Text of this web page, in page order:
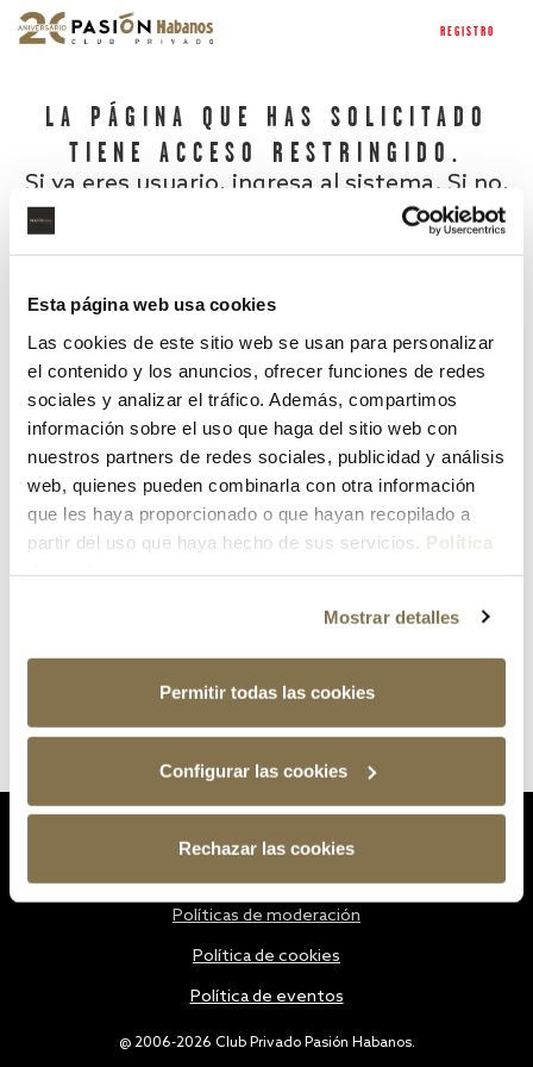
Esta página web usa cookies
Las cookies de este sitio web se usan para personalizar
el contenido y los anuncios, ofrecer funciones de redes
sociales y analizar el tráfico. Además, compartimos
información sobre el uso que haga del sitio web con
nuestros partners de redes sociales, publicidad y análisis
web, quienes pueden combinarla con otra información
que les haya proporcionado o que hayan recopilado a
partir del uso que haya hecho de sus servicios. Política
Mostrar detalles
Permitir todas las cookies
Configurar las cookies
Rechazar las cookies
REGISTRO
LA PÁGINA QUE HAS SOLICITADO
TIENE ACCESO RESTRINGIDO.
Si ya eres usuario, ingresa al sistema. Si no,
¿Has olvidado tu contraseña?
@ 2006-2026 Club Privado Pasión Habanos.
Políticas de moderación
Política de cookies
Política de eventos